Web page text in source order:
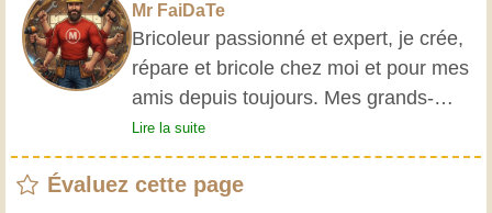
Mr FaiDaTe
Bricoleur passionné et expert, je crée,
répare et bricole chez moi et pour mes
amis depuis toujours. Mes grands-
parents m'ont initié très jeune, et
depuis, j'ai acquis une riche expérience.
L'expérience est essentielle ! Elle nous
Lire la suite
Évaluez cette page